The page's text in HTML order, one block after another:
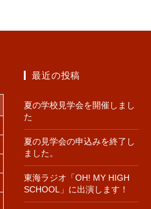
最近の投稿
夏の学校見学会を開催しまし
た
夏の見学会の申込みを終了し
ました。
東海ラジオ「OH! MY HIGH
SCHOOL」に出演します！